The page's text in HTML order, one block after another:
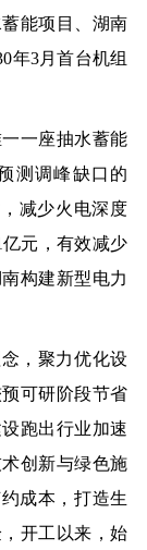
能项目、湖南
年3月首台机组
一座抽水蓄能
测调峰缺口的
减少火电深度
元，有效减少
构建新型电力
，聚力优化设
可研阶段节省
跑出行业加速
创新与绿色施
成本，打造生
开工以来，始